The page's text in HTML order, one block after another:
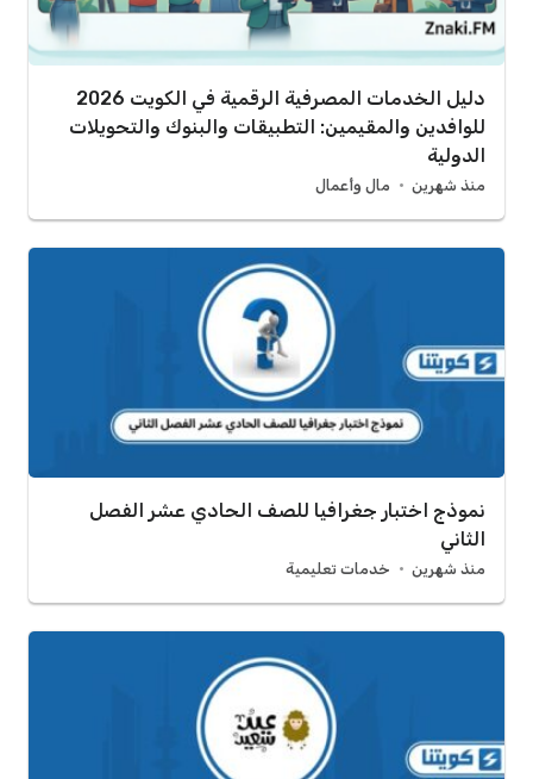
دليل الخدمات المصرفية الرقمية في الكويت 2026
للوافدين والمقيمين: التطبيقات والبنوك والتحويلات
الدولية
منذ شهرين مال وأعمال
نموذج اختبار جغرافيا للصف الحادي عشر الفصل
الثاني
منذ شهرين خدمات تعليمية